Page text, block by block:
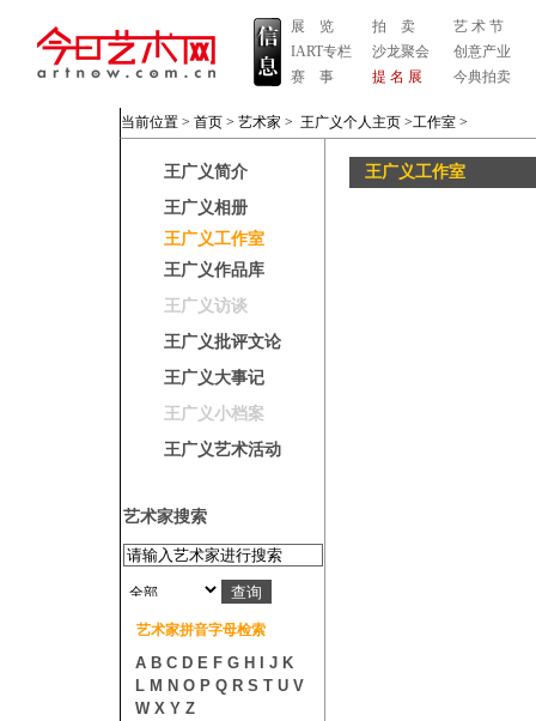
展 览
IART专栏
赛 事
拍 卖
沙龙聚会
提 名 展
艺 术 节
创意产业
今典拍卖
当前位置 > 首页 > 艺术家 > 王广义个人主页 >工作室 >
王广义简介
王广义相册
王广义工作室
王广义作品库
王广义访谈
王广义批评文论
王广义大事记
王广义小档案
王广义艺术活动
艺术家搜索
艺术家拼音字母检索
A B C D E F G H J K
L M N O P Q R S T U V
W X Y Z
王广义工作室